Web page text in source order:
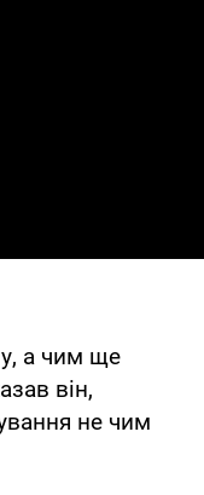
а чим ще
він,
не чим